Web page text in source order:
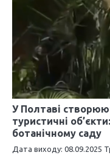
і
я
з
а
п
и
У Полтаві
туристичні
ботанічному саду
Дата виходу: 08.09.2025